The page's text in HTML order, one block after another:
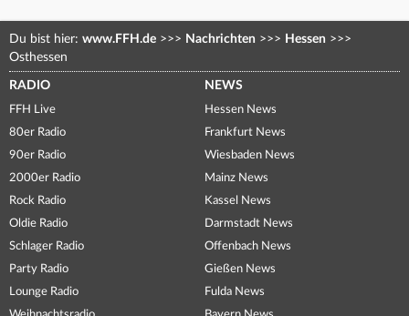
Du bist hier: www.FFH.de >>> Nachrichten >>> Hessen >>>
Osthessen
RADIO
FFH Live
80er Radio
90er Radio
2000er Radio
Rock Radio
Oldie Radio
Schlager Radio
Party Radio
Lounge Radio
NEWS
Hessen News
Frankfurt News
Wiesbaden News
Mainz News
Kassel News
Darmstadt News
Offenbach News
Gießen News
Fulda News